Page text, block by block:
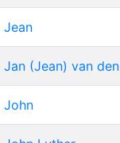
Jean
Jan (Jean) van den
John